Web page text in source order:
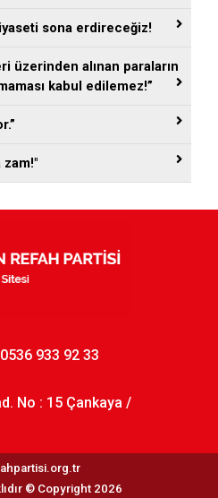
sona erdireceğiz!
üzerinden alınan paraların
kabul edilemez!”
0536 933 92 33
No : 15 Çankaya /
© Copyright 2026